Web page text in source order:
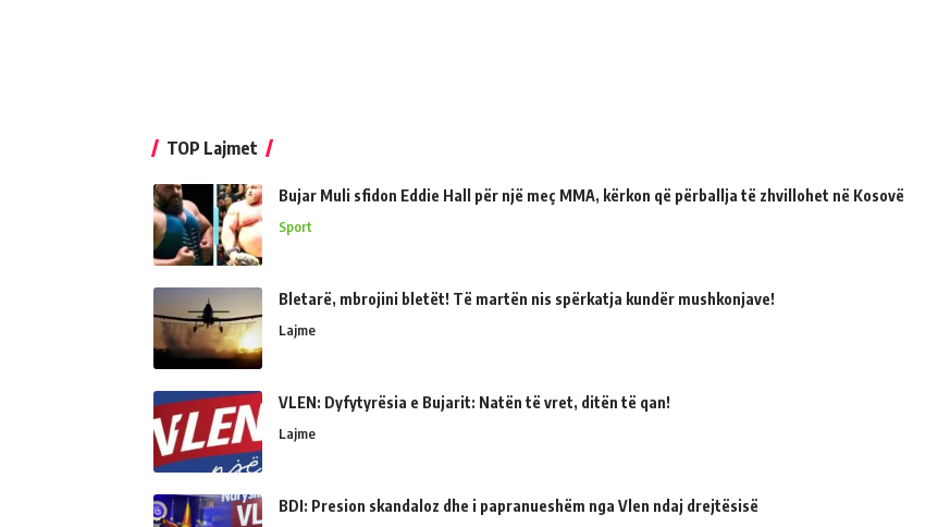
TOP Lajmet
Bujar Muli sfidon Eddie Hall për një meç MMA, kërkon që përballja të zhvillohet në Kosovë
Sport
Bletarë, mbrojini bletët! Të martën nis spërkatja kundër mushkonjave!
Lajme
VLEN: Dyfytyrësia e Bujarit: Natën të vret, ditën të qan!
Lajme
BDI: Presion skandaloz dhe i papranueshëm nga Vlen ndaj drejtësisë